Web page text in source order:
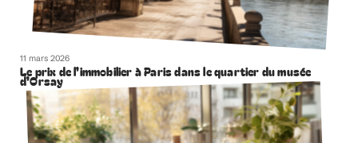
11 mars 2026
Le prix de l’immobilier à Paris dans le quartier du musée
d’Orsay